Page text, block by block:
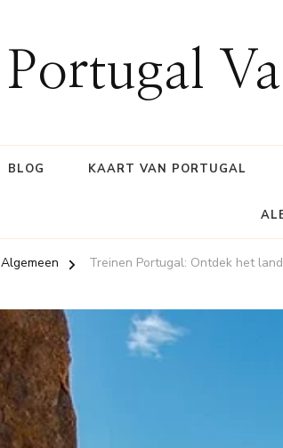
Portugal
BLOG KAART VAN PORTUGAL
Algemeen Treinen Portugal: Ontdek het